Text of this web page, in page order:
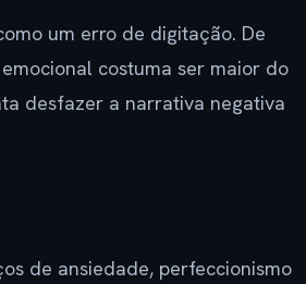
um erro de digitação. De
costuma ser maior do
desfazer a narrativa negativa
de ansiedade, perfeccionismo